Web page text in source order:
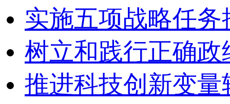
实施五项战略任
树立和践行正确
推进科技创新变